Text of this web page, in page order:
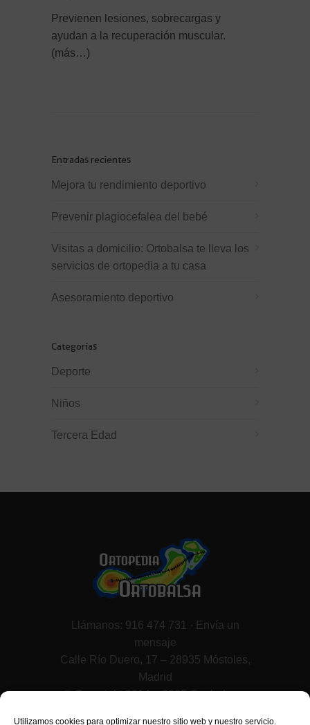
Utilizamos cookies para optimizar nuestro sitio web y nuestro servicio.
Previenen lesiones, sobrecargas y
ayudan a la recuperación muscular.
(más…)
Entradas recientes
Mejora tu rendimiento deportivo
Prevenir plagiocefalea del bebé
Visitas a domicilio: Ortobalsa te lleva los
servicios de ortopedia a tu casa
Asesoramiento deportivo
Categorías
Deporte
Niños
Tercera Edad
Llámanos: 916 474 731 · Envía un
mensaje
Calle Río Duero, 17 – 28935 Móstoles,
Madrid
© Copyright 2014 – 2025 Ortobalsa –